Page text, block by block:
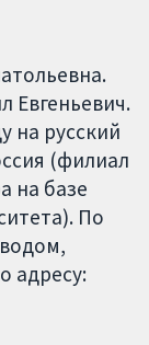
Евгеньевич.
на русский
(филиал
на базе
По
адресу: